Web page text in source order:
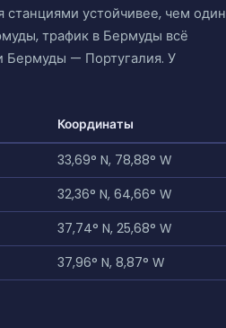
станциями устойчивее, чем один
трафик в Бермуды всё
Бермуды — Португалия. У
Координаты
33,69° N, 78,88° W
32,36° N, 64,66° W
37,74° N, 25,68° W
37,96° N, 8,87° W